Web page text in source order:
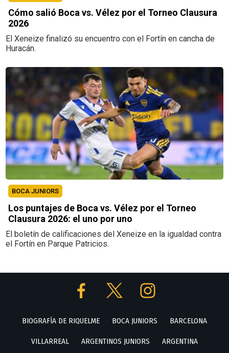
Cómo salió Boca vs. Vélez por el Torneo Clausura
2026
El Xeneize finalizó su encuentro con el Fortín en cancha de
Huracán.
BOCA JUNIORS
Los puntajes de Boca vs. Vélez por el Torneo
Clausura 2026: el uno por uno
El boletín de calificaciones del Xeneize en la igualdad contra
el Fortín en Parque Patricios.
BIOGRAFÍA DE RIQUELME BOCA JUNIORS BARCELONA
VILLARREAL ARGENTINOS JUNIORS ARGENTINA